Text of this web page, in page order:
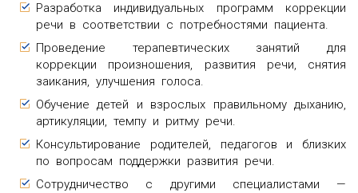
Разработка индивидуальных программ коррекции
речи в соответствии с потребностями пациента.
Проведение терапевтических занятий для
коррекции произношения, развития речи, снятия
заикания, улучшения голоса.
Обучение детей и взрослых правильному дыханию,
артикуляции, темпу и ритму речи.
Консультирование родителей, педагогов и близких
по вопросам поддержки развития речи.
Сотрудничество с другими специалистами —